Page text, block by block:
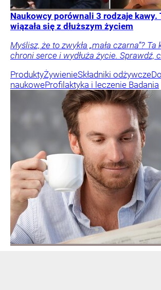
Naukowcy porównali 3 rodzaje kawy.
wiązała się z dłuższym życiem
Myślisz, że to zwykła „mała czarna”?
chroni serce i wydłuża życie. Sprawdź,
ProduktyŻywienieSkładniki odżywcze
naukoweProfilaktyka i leczenie Badania